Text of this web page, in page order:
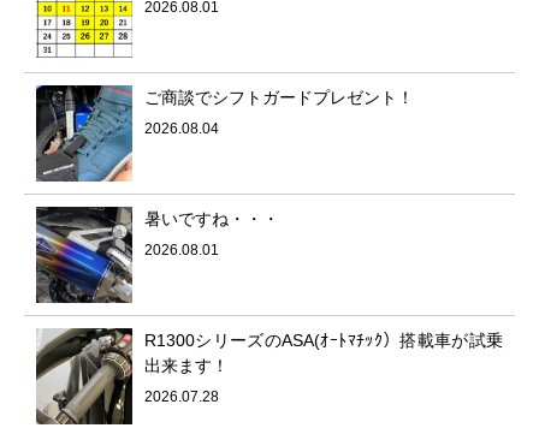
2026.08.01
ご商談でシフトガードプレゼント！
2026.08.04
暑いですね・・・
2026.08.01
R1300シリーズのASA(ｵｰﾄﾏﾁｯｸ）搭載車が試乗
出来ます！
2026.07.28